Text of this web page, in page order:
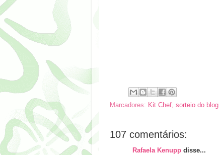
Marcadores: Kit Chef, sorteio do blog
107 comentários:
Rafaela Kenupp disse...